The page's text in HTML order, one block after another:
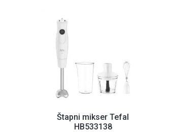
Štapni mikser Tefal
HB533138